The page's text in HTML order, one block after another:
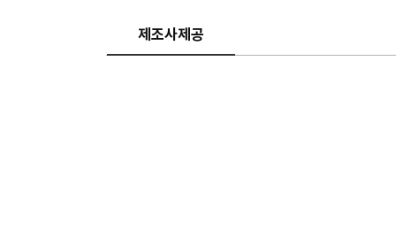
제조사제공